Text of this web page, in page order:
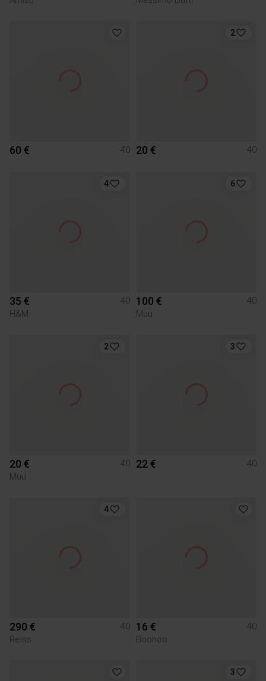
60 € 40
2
20 € 40
4
35 €
40
H&M
6
100 €
40
Muu
2
20 €
40
Muu
3
22 € 40
4
290 €
40
Reiss
16 €
40
Boohoo
3